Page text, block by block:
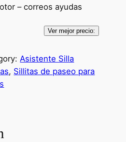
– correos ayudas
Ver mejor precio:
Asistente Silla
, Sillitas de paseo para